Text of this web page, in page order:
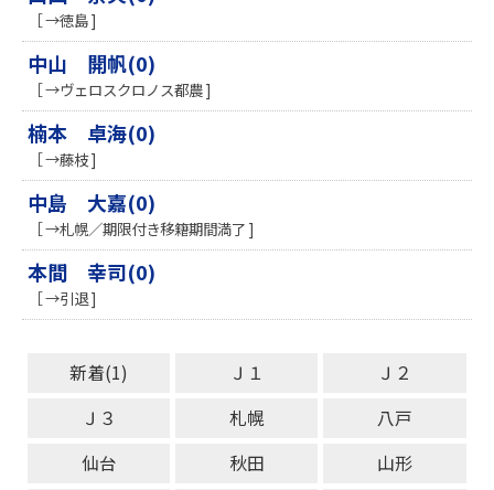
［ →徳島 ]
中山 開帆(0)
［ →ヴェロスクロノス都農 ]
楠本 卓海(0)
［ →藤枝 ]
中島 大嘉(0)
［ →札幌／期限付き移籍期間満了 ]
本間 幸司(0)
［ →引退 ]
新着(1) Ｊ１
Ｊ２
Ｊ３
札幌
八戸
仙台
秋田
山形